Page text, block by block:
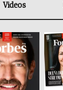
Videos